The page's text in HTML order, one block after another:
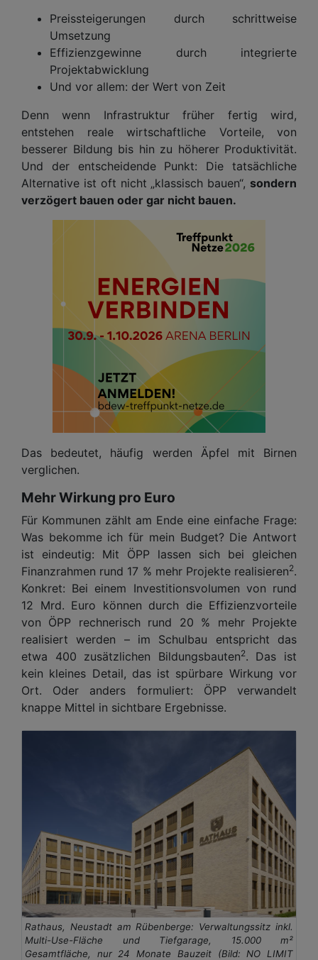
Preissteigerungen durch schrittweise
Umsetzung
Effizienzgewinne durch integrierte
Projektabwicklung
Und vor allem: der Wert von Zeit
Denn wenn Infrastruktur früher fertig wird,
entstehen reale wirtschaftliche Vorteile, von
besserer Bildung bis hin zu höherer Produktivität.
Und der entscheidende Punkt: Die tatsächliche
Alternative ist oft nicht „klassisch bauen“, sondern
verzögert bauen oder gar nicht bauen.
Das bedeutet, häufig werden Äpfel mit Birnen
verglichen.
Mehr Wirkung pro Euro
Für Kommunen zählt am Ende eine einfache Frage:
Was bekomme ich für mein Budget? Die Antwort
ist eindeutig: Mit ÖPP lassen sich bei gleichen
Finanzrahmen rund 17 % mehr Projekte realisieren2.
Konkret: Bei einem Investitionsvolumen von rund
12 Mrd. Euro können durch die Effizienzvorteile
von ÖPP rechnerisch rund 20 % mehr Projekte
realisiert werden – im Schulbau entspricht das
etwa 400 zusätzlichen Bildungsbauten2. Das ist
kein kleines Detail, das ist spürbare Wirkung vor
Ort. Oder anders formuliert: ÖPP verwandelt
knappe Mittel in sichtbare Ergebnisse.
Rathaus, Neustadt am Rübenberge: Verwaltungssitz inkl.
Multi-Use-Fläche und Tiefgarage, 15.000 m²
Gesamtfläche, nur 24 Monate Bauzeit (Bild: NO LIMIT